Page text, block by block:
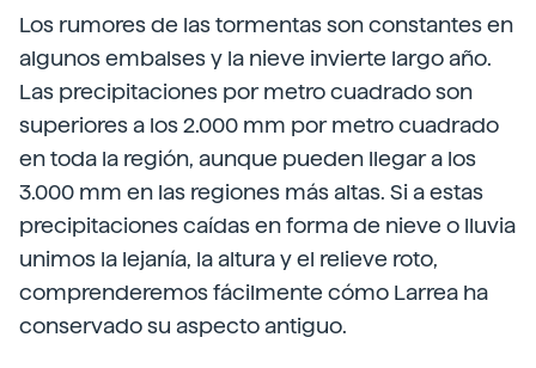
Los rumores de las tormentas son constantes en
algunos embalses y la nieve invierte largo año.
Las precipitaciones por metro cuadrado son
superiores a los 2.000 mm por metro cuadrado
en toda la región, aunque pueden llegar a los
3.000 mm en las regiones más altas. Si a estas
precipitaciones caídas en forma de nieve o lluvia
unimos la lejanía, la altura y el relieve roto,
comprenderemos fácilmente cómo Larrea ha
conservado su aspecto antiguo.